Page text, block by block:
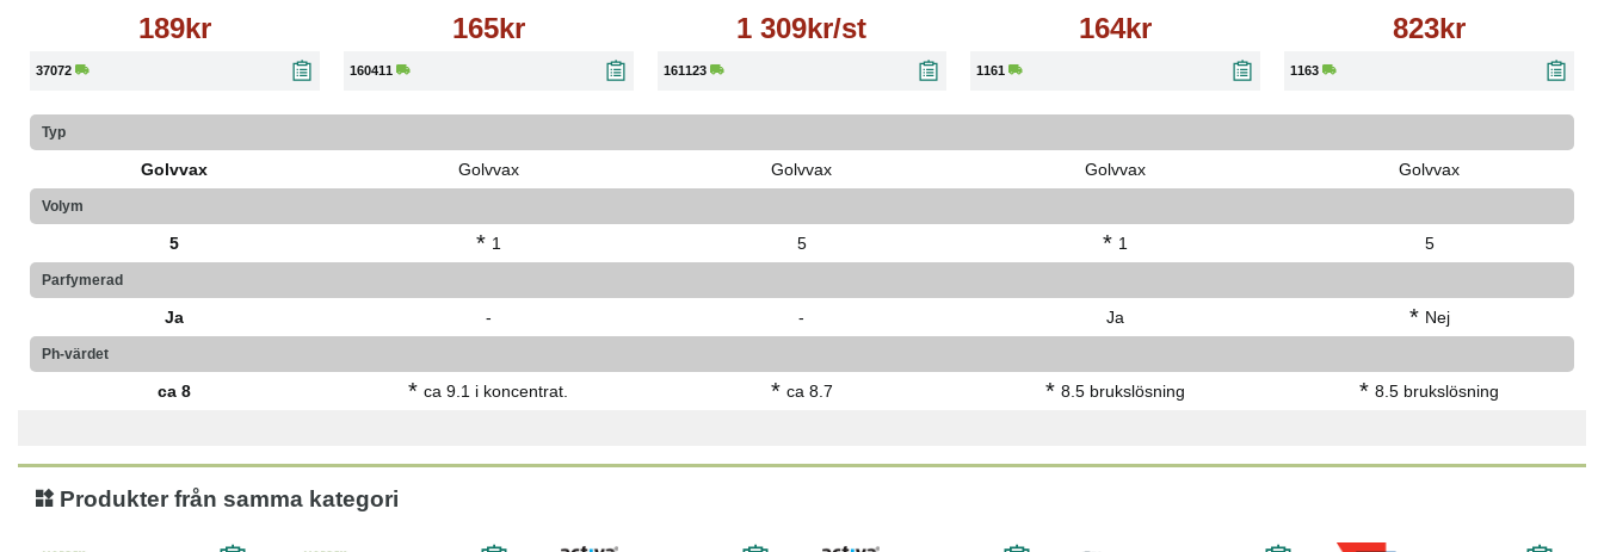
189kr
37072
165kr
160411
1 309kr/st
161123
164kr
1161
823kr
1163
Typ
Golvvax Golvvax Golvvax Golvvax Golvvax
Volym
5 * 1 5 * 1 5
Parfymerad
Ja - - Ja * Nej
Ph-värdet
ca 8 * ca 9.1 i koncentrat. * ca 8.7 * 8.5 brukslösning * 8.5 brukslösning
Produkter från samma kategori